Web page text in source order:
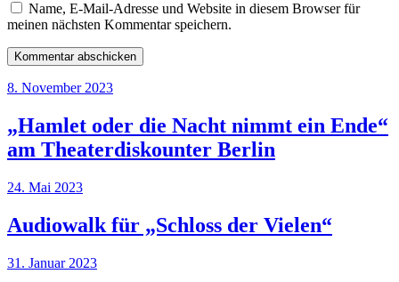
Name, E-Mail-Adresse und Website in diesem Browser für
meinen nächsten Kommentar speichern.
8. November 2023
„Hamlet oder die Nacht nimmt ein Ende“
am Theaterdiskounter Berlin
24. Mai 2023
Audiowalk für „Schloss der Vielen“
31. Januar 2023